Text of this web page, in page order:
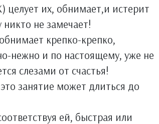
их, обнимает,и истерит
никто не замечает!
крепко-крепко,
нежно и по настоящему, уже не
слезами от счастья!
занятие может длиться до
ей, быстрая или